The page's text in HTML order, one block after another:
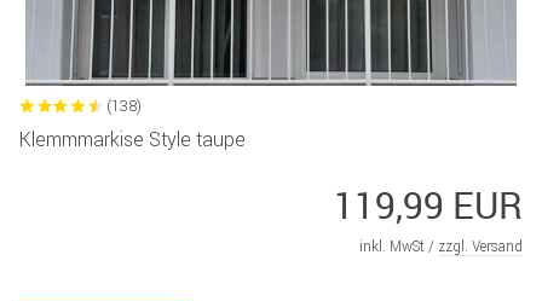
(138)
Klemmmarkise Style taupe
119,99 EUR
inkl. MwSt / zzgl. Versand